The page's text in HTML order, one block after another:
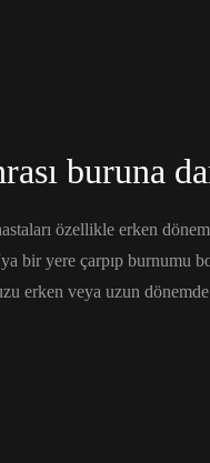
buruna
özellikle erken
bir yere çarpıp burnumu
erken veya uzun